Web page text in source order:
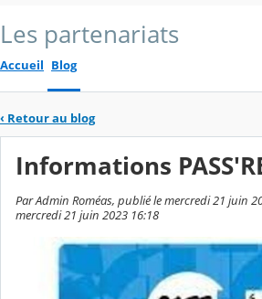
Les partenariats
Accueil Blog
‹ Retour au blog
Informations
Par Admin Roméas, publié le mercredi 21 juin
mercredi 21 juin 2023 16:18